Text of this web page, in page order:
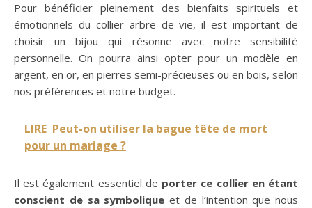
Pour bénéficier pleinement des bienfaits spirituels et
émotionnels du collier arbre de vie, il est important de
choisir un bijou qui résonne avec notre sensibilité
personnelle. On pourra ainsi opter pour un modèle en
argent, en or, en pierres semi-précieuses ou en bois, selon
nos préférences et notre budget.
LIRE Peut-on utiliser la bague tête de mort
pour un mariage ?
Il est également essentiel de porter ce collier en étant
conscient de sa symbolique et de l’intention que nous